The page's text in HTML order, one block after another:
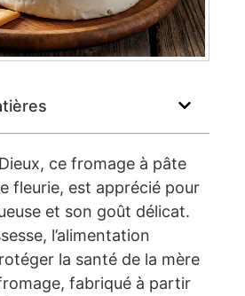
ce fromage à pâte
fleurie, est apprécié pour
et son goût délicat.
l’alimentation
la santé de la mère
fabriqué à partir